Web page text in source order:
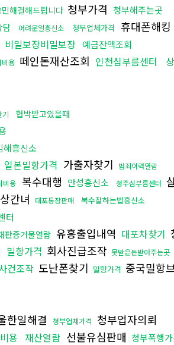
해결해드립니다 청부가격 청부해주는곳
담 어려운일흥신소 청부업체가격 휴대폰해킹
비밀보장비밀보장 예금잔액조회
비용 떼인돈재산조회 인천심부름센터
기
협박받고있을때
해흥신소
일본밀항가격 가출자찾기
범죄이력열람
비용
복수대행 안성흥신소 청주심부름센터
상간녀 대포통장판매 복수잘하는법흥신소
터
판증거물열람 유흥출입내역 대포차찾기
밀항가격 회사진급조작 못받은돈받아주는곳
건조작 도난폰찾기 밀항가격 중국밀항
한일해결 청부업체가격 청부업자의뢰
용 재산열람 선불유심판매 청부폭행